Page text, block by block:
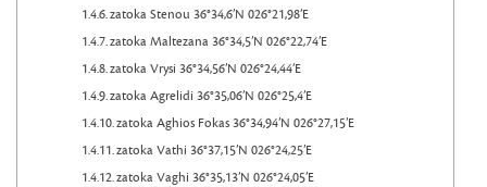
zatoka Stenou 36°34,6’N 026°21,98’E
zatoka Maltezana 36°34,5’N 026°22,74’E
zatoka Vrysi 36°34,56’N 026°24,44’E
zatoka Agrelidi 36°35,06’N 026°25,4’E
zatoka Aghios Fokas 36°34,94’N 026°27,15’E
zatoka Vathi 36°37,15’N 026°24,25’E
zatoka Vaghi 36°35,13’N 026°24,05’E